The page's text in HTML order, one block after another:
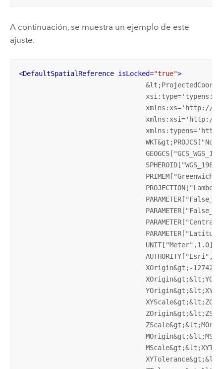
A continuación, se muestra un ejemplo de este
ajuste.
<DefaultSpatialReference isLocked="true">